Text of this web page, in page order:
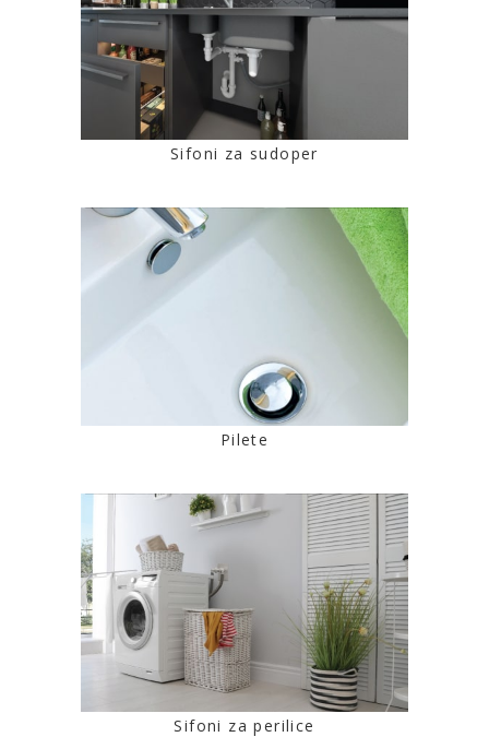
Sifoni za sudoper
Pilete
Sifoni za perilice